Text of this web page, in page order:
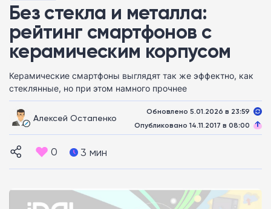
Без стекла и металла:
рейтинг смартфонов с
керамическим корпусом
Керамические смартфоны выглядят так же эффектно, как
стеклянные, но при этом намного прочнее
Алексей Остапенко
Обновлено 5.01.2026 в 23:59
Опубликовано 14.11.2017 в 08:00
0 3 мин